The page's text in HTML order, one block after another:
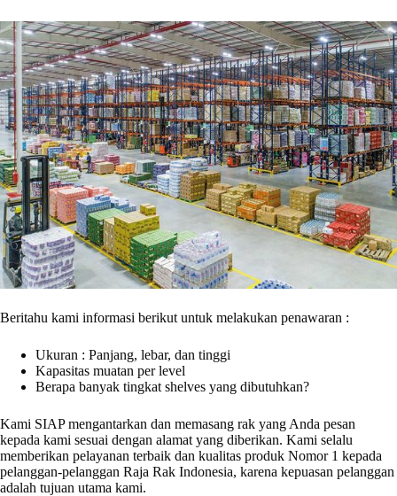
Beritahu kami informasi berikut untuk melakukan penawaran :
Ukuran : Panjang, lebar, dan tinggi
Kapasitas muatan per level
Berapa banyak tingkat shelves yang dibutuhkan?
Kami SIAP mengantarkan dan memasang rak yang Anda pesan
kepada kami sesuai dengan alamat yang diberikan. Kami selalu
memberikan pelayanan terbaik dan kualitas produk Nomor 1 kepada
pelanggan-pelanggan Raja Rak Indonesia, karena kepuasan pelanggan
adalah tujuan utama kami.